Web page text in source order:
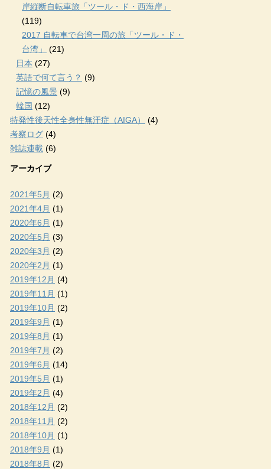
岸縦断自転車旅「ツール・ド・西海岸」
(119)
2017 自転車で台湾一周の旅「ツール・ド・
台湾」
(21)
日本 (27)
英語で何て言う？ (9)
記憶の風景 (9)
韓国 (12)
特発性後天性全身性無汗症（AIGA）
(4)
考察ログ (4)
雑誌連載 (6)
アーカイブ
2021年5月 (2)
2021年4月 (1)
2020年6月 (1)
2020年5月 (3)
2020年3月 (2)
2020年2月 (1)
2019年12月 (4)
2019年11月 (1)
2019年10月 (2)
2019年9月 (1)
2019年8月 (1)
2019年7月 (2)
2019年6月 (14)
2019年5月 (1)
2019年2月 (4)
2018年12月 (2)
2018年11月 (2)
2018年10月 (1)
2018年9月 (1)
2018年8月 (2)